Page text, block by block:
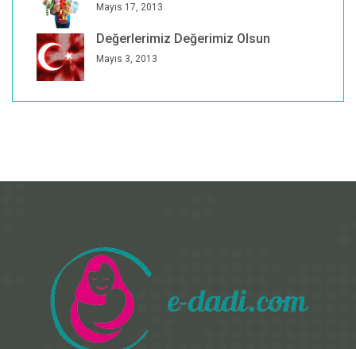
Mayıs 17, 2013
Değerlerimiz Değerimiz Olsun
Mayıs 3, 2013